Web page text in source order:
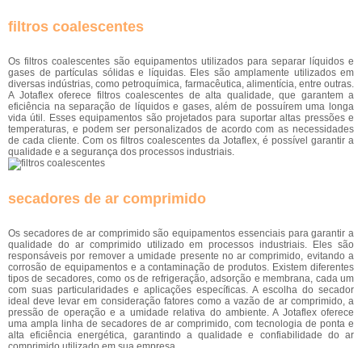
filtros coalescentes
Os filtros coalescentes são equipamentos utilizados para separar líquidos e
gases de partículas sólidas e líquidas. Eles são amplamente utilizados em
diversas indústrias, como petroquímica, farmacêutica, alimentícia, entre outras.
A Jotaflex oferece filtros coalescentes de alta qualidade, que garantem a
eficiência na separação de líquidos e gases, além de possuírem uma longa
vida útil. Esses equipamentos são projetados para suportar altas pressões e
temperaturas, e podem ser personalizados de acordo com as necessidades
de cada cliente. Com os filtros coalescentes da Jotaflex, é possível garantir a
qualidade e a segurança dos processos industriais.
secadores de ar comprimido
Os secadores de ar comprimido são equipamentos essenciais para garantir a
qualidade do ar comprimido utilizado em processos industriais. Eles são
responsáveis por remover a umidade presente no ar comprimido, evitando a
corrosão de equipamentos e a contaminação de produtos. Existem diferentes
tipos de secadores, como os de refrigeração, adsorção e membrana, cada um
com suas particularidades e aplicações específicas. A escolha do secador
ideal deve levar em consideração fatores como a vazão de ar comprimido, a
pressão de operação e a umidade relativa do ambiente. A Jotaflex oferece
uma ampla linha de secadores de ar comprimido, com tecnologia de ponta e
alta eficiência energética, garantindo a qualidade e confiabilidade do ar